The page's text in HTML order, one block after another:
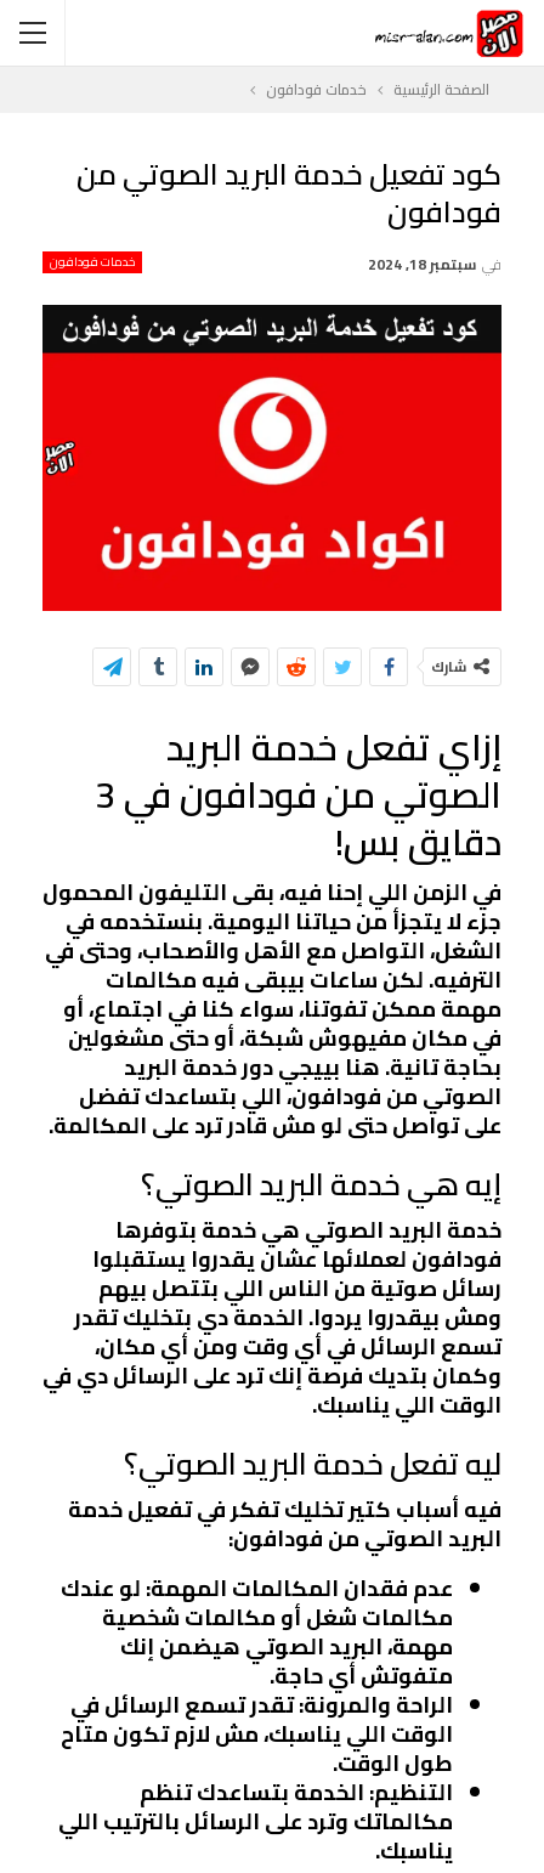
الصفحة الرئيسية خدمات فودافون
كود تفعيل خدمة البريد الصوتي من
فودافون
خدمات فودافون في سبتمبر 18, 2024
شارك
إزاي تفعل خدمة البريد
الصوتي من فودافون في 3
دقايق بس!
في الزمن اللي إحنا فيه، بقى التليفون المحمول
جزء لا يتجزأ من حياتنا اليومية. بنستخدمه في
الشغل، التواصل مع الأهل والأصحاب، وحتى في
الترفيه. لكن ساعات بيبقى فيه مكالمات
مهمة ممكن تفوتنا، سواء كنا في اجتماع، أو
في مكان مفيهوش شبكة، أو حتى مشغولين
بحاجة تانية. هنا بييجي دور خدمة البريد
الصوتي من فودافون، اللي بتساعدك تفضل
على تواصل حتى لو مش قادر ترد على المكالمة.
إيه هي خدمة البريد الصوتي؟
خدمة البريد الصوتي هي خدمة بتوفرها
فودافون لعملائها عشان يقدروا يستقبلوا
رسائل صوتية من الناس اللي بتتصل بيهم
ومش بيقدروا يردوا. الخدمة دي بتخليك تقدر
تسمع الرسائل في أي وقت ومن أي مكان،
وكمان بتديك فرصة إنك ترد على الرسائل دي في
الوقت اللي يناسبك.
ليه تفعل خدمة البريد الصوتي؟
فيه أسباب كتير تخليك تفكر في تفعيل خدمة
البريد الصوتي من فودافون:
عدم فقدان المكالمات المهمة: لو عندك
مكالمات شغل أو مكالمات شخصية
مهمة، البريد الصوتي هيضمن إنك
متفوتش أي حاجة.
الراحة والمرونة: تقدر تسمع الرسائل في
الوقت اللي يناسبك، مش لازم تكون متاح
طول الوقت.
التنظيم: الخدمة بتساعدك تنظم
مكالماتك وترد على الرسائل بالترتيب اللي
يناسبك.